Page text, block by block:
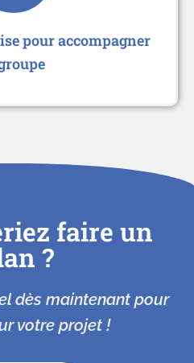
pour accompagner
faire un
?
dès maintenant pour
votre projet !